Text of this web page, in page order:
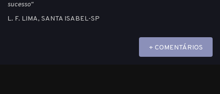
sucesso"
L. F. LIMA, SANTA ISABEL-SP
+ COMENTÁRIOS